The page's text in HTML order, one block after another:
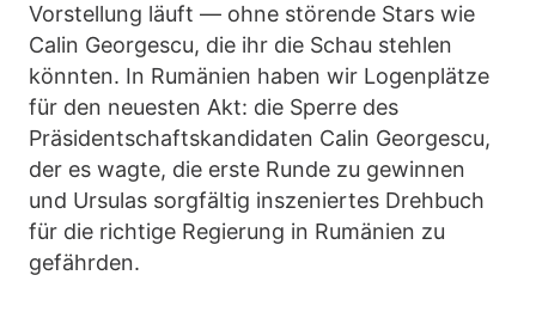
Vorstellung läuft — ohne störende Stars wie
Calin Georgescu, die ihr die Schau stehlen
könnten. In Rumänien haben wir Logenplätze
für den neuesten Akt: die Sperre des
Präsidentschaftskandidaten Calin Georgescu,
der es wagte, die erste Runde zu gewinnen
und Ursulas sorgfältig inszeniertes Drehbuch
für die richtige Regierung in Rumänien zu
gefährden.